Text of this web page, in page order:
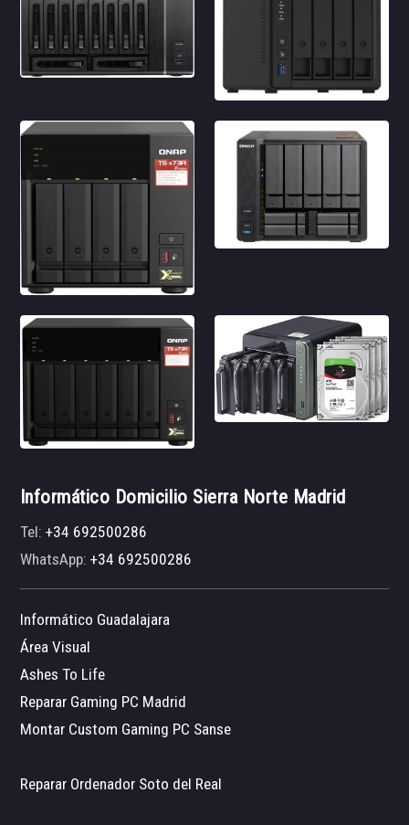
Informático Domicilio Sierra Norte Madrid
Tel:+34 692500286
WhatsApp:+34 692500286
Informático Guadalajara
Área Visual
Ashes To Life
Reparar Gaming PC Madrid
Montar Custom Gaming PC Sanse
Reparar Ordenador Soto del Real